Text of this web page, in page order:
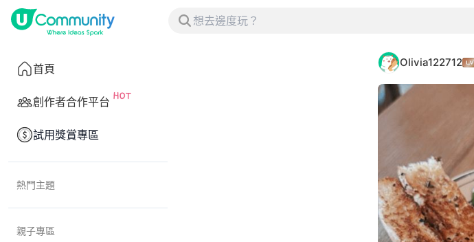
首頁
創作者合作平台
試用獎賞專區
熱門主題
親子專區
Olivia122712